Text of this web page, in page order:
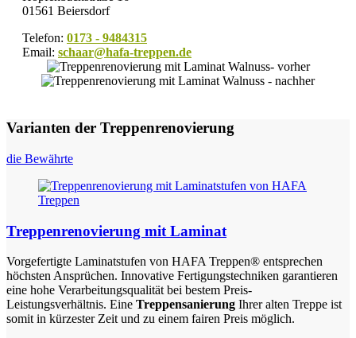
01561 Beiersdorf
Telefon: 0173 - 9484315
Email: schaar@hafa-treppen.de
Varianten der Treppenrenovierung
die Bewährte
Treppenrenovierung mit Laminat
Vorgefertigte Laminatstufen von HAFA Treppen® entsprechen
höchsten Ansprüchen. Innovative Fertigungstechniken garantieren
eine hohe Verarbeitungsqualität bei bestem Preis-
Leistungsverhältnis. Eine Treppensanierung Ihrer alten Treppe ist
somit in kürzester Zeit und zu einem fairen Preis möglich.